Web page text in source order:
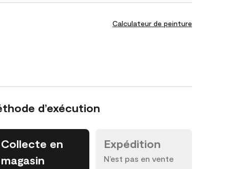
Calculateur de peinture
d’exécution
Collecte en
magasin
Expédition
N’est pas en vente